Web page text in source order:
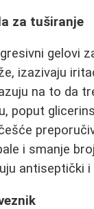
za tuširanje
gelovi
izazivaju
na to da
poput
i smanje
antiseptički i